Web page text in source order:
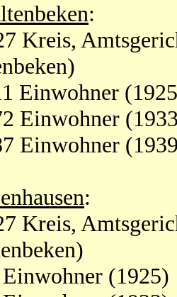
:
Kreis,
Einwohner
Einwohner
Einwohner
:
Kreis,
(1925)